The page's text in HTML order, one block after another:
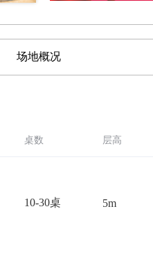
场地概况
桌数 层高
10-30桌 5m